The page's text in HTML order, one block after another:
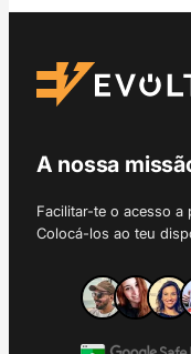
A nossa
Facilitar-te o acesso
Colocá-los ao teu